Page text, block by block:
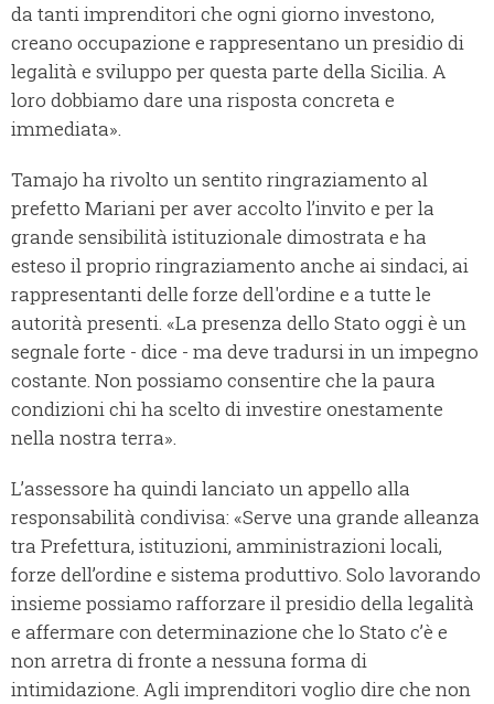
da tanti imprenditori che ogni giorno investono,
creano occupazione e rappresentano un presidio di
legalità e sviluppo per questa parte della Sicilia. A
loro dobbiamo dare una risposta concreta e
immediata».
Tamajo ha rivolto un sentito ringraziamento al
prefetto Mariani per aver accolto l’invito e per la
grande sensibilità istituzionale dimostrata e ha
esteso il proprio ringraziamento anche ai sindaci, ai
rappresentanti delle forze dell'ordine e a tutte le
autorità presenti. «La presenza dello Stato oggi è un
segnale forte - dice - ma deve tradursi in un impegno
costante. Non possiamo consentire che la paura
condizioni chi ha scelto di investire onestamente
nella nostra terra».
L’assessore ha quindi lanciato un appello alla
responsabilità condivisa: «Serve una grande alleanza
tra Prefettura, istituzioni, amministrazioni locali,
forze dell’ordine e sistema produttivo. Solo lavorando
insieme possiamo rafforzare il presidio della legalità
e affermare con determinazione che lo Stato c’è e
non arretra di fronte a nessuna forma di
intimidazione. Agli imprenditori voglio dire che non